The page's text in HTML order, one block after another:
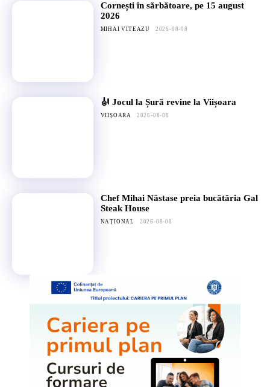
Cornești în sărbătoare, pe 15 august
2026
MIHAI VITEAZU 2026-08-08
🎻 Jocul la Șură revine la Viișoara
VIIȘOARA 2026-08-08
Chef Mihai Năstase preia bucătăria Gal
Steak House
NAȚIONAL 2026-08-08